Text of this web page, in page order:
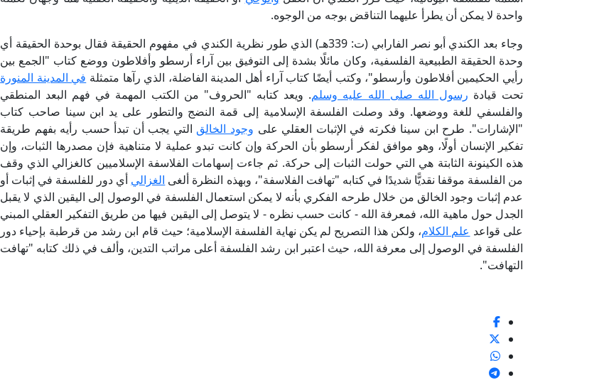
واحدة لا يمكن أن يطرأ عليهما التناقض بوجه من الوجوه.
وجاء بعد الكندي أبو نصر الفارابي (ت: 339هـ) الذي طور نظرية الكندي في مفهوم الحقيقة فقال بوحدة الحقيقة أي
وحدة الحقيقة الطبيعية الفلسفية، وكان مائلًا بشدة إلى التوفيق بين آراء أرسطو وأفلاطون ووضع كتاب "الجمع بين
رأيي الحكيمين أفلاطون وأرسطو"، وكتب أيضًا كتاب آراء أهل المدينة الفاضلة، الذي رآها متمثلة في المدينة المنورة
تحت قيادة رسول الله صلى الله عليه وسلم. ويعد كتابه "الحروف" من الكتب المهمة في فهم البعد المنطقي
والفلسفي للغة ووضعها. وقد وصلت الفلسفة الإسلامية إلى قمة النضج والتطور على يد ابن سينا صاحب كتاب
"الإشارات". طرح ابن سينا فكرته في الإثبات العقلي على وجود الخالق التي يجب أن تبدأ حسب رأيه بفهم طريقة
تفكير الإنسان أولًا، وهو موافق لفكر أرسطو بأن الحركة وإن كانت تبدو عملية لا متناهية فإن مصدرها الثبات، وإن
هذه الكينونة الثابتة هي التي حولت الثبات إلى حركة. ثم جاءت إسهامات الفلاسفة الإسلاميين كالغزالي الذي وقف
من الفلسفة موقفا نقديًّا شديدًا في كتابه "تهافت الفلاسفة"، وبهذه النظرة ألغى الغزالي أي دور للفلسفة في إثبات أو
عدم إثبات وجود الخالق من خلال طرحه الفكري بأنه لا يمكن استعمال الفلسفة في الوصول إلى اليقين الذي لا يقبل
الجدل حول ماهية الله، فمعرفة الله - كانت حسب نظره - لا يتوصل إلى اليقين فيها من طريق التفكير العقلي المبني
على قواعد علم الكلام، ولكن هذا التصريح لم يكن نهاية الفلسفة الإسلامية؛ حيث قام ابن رشد من قرطبة بإحياء دور
الفلسفة في الوصول إلى معرفة الله، حيث اعتبر ابن رشد الفلسفة أعلى مراتب التدين، وألف في ذلك كتابه "تهافت
التهافت".